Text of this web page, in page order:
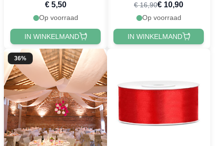
€ 5,50
Op voorraad
IN WINKELMAND
€ 16,90€ 10,90
Op voorraad
IN WINKELMAND
36%